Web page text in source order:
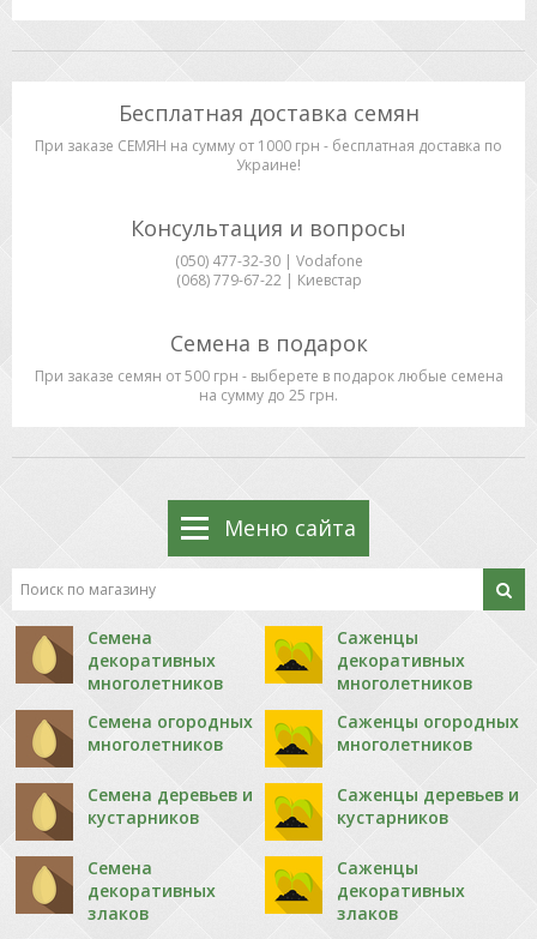
Бесплатная доставка семян
При заказе СЕМЯН на сумму от 1000 грн - бесплатная доставка по
Украине!
Консультация и вопросы
(050) 477-32-30 | Vodafone
(068) 779-67-22 | Киевстар
Семена в подарок
При заказе семян от 500 грн - выберете в подарок любые семена
на сумму до 25 грн.
Меню сайта
Семена
декоративных
многолетников
Саженцы
декоративных
многолетников
Семена огородных
многолетников
Саженцы огородных
многолетников
Семена деревьев и
кустарников
Саженцы деревьев и
кустарников
Семена
декоративных
злаков
Саженцы
декоративных
злаков